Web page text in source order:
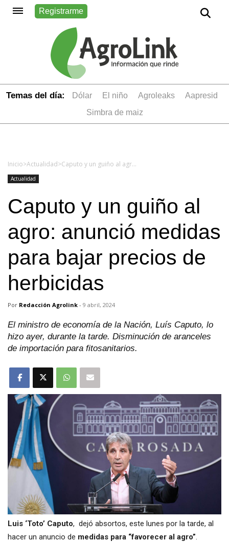
Registrarme
Temas del día: dólar el niño Agroleaks
aapresid
simbra de maiz
Inicio>Actualidad> Caputo y un guiño al agro: anunció medidas para bajar precios de herbicidas
Actualidad
Caputo y un guiño al
agro: anunció medidas
para bajar precios de
herbicidas
Por Redacción Agrolink - 9 abril, 2024
El ministro de economía de la Nación, Luís Caputo, lo
hizo ayer, durante la tarde. Disminución de aranceles
de importación para fitosanitarios.
Luis ‘Toto’ Caputo, dejó absortos, este lunes por la tarde, al
hacer un anuncio de medidas para “favorecer al agro”